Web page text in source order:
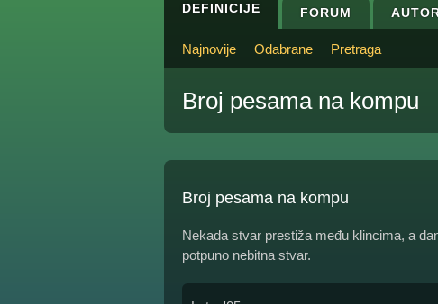
DEFINICIJE FORUM
Najnovije Odabrane Pretraga
Broj pesama na kompu
Broj pesama na kompu
Nekada stvar prestiža među klincima, a
potpuno nebitna stvar.